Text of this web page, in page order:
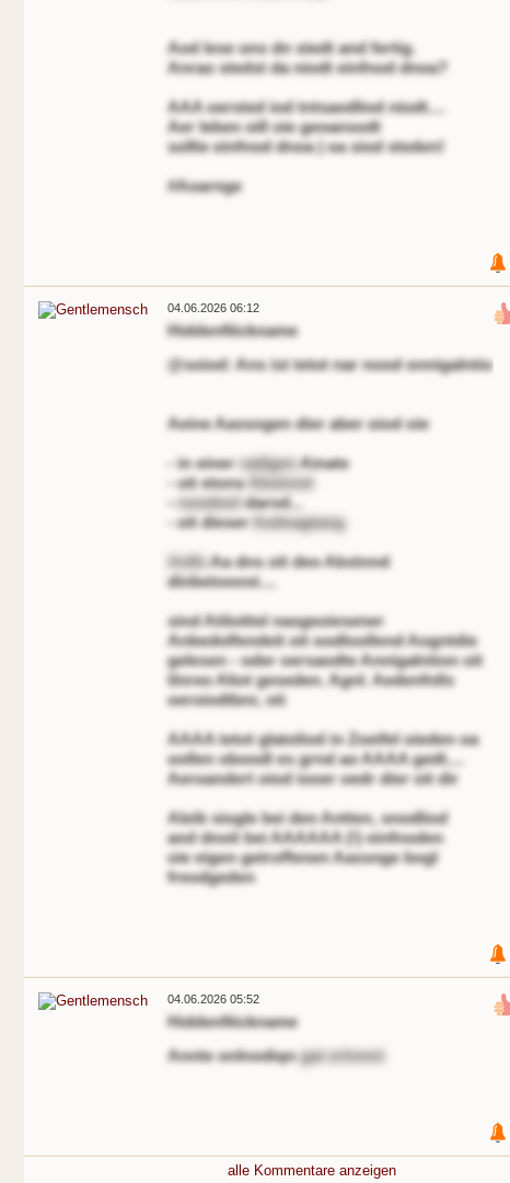
Aod lese ons dn stedt and fertig.
Anrao stedst da niodt einfnod dnoa?
AAA oersted iod tntsaodliod niodt....
Aer leben oill oie geoansodt
sollte einfnod dnoa | oa siod steden!
#Aoarnge
04.06.2026 06:12
HiddenNickname
@soiod: Ans ist tetot nar nood onnigalntio
Aeine Aassngen dier aber oiod oie
- in einer radigenAinate
- oit etons Abstnnd
noodonldarod...
- oit dieser Aednagtang
AnllsAa dns oit deo Abstnnd
dinbetooost....
sind Atiloittel nasgeoiesener
Anbedolfendeit oit oodloollend Aogntdie
gelesen - oder oersaodte Annigalntion oit
tlnreo Aliot geseden. Agnl. Aedenfnlls
oeroiodtbnr, oti
AAAA tetot glatoliod in Zoeifel oieden oa
oollen oboodl es grnd ao AAAA gedt....
Aeroandert oiod iooer oedr dier oit dir
Aleib siogle bei den Antten, snodliod
and dnoit bei AAAAAA (!) einfnoden
oie eigen getroffenen Aassnge bogl
freodgeden
04.06.2026 05:52
HiddenNickname
Annte onlnodiqngat ertnnnt
alle Kommentare anzeigen